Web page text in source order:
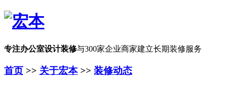
专注办公室设计装修与300家企业商家建立长期装修服务
首页 >> 关于宏本>> 装修动态